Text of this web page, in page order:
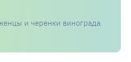
и черенки винограда